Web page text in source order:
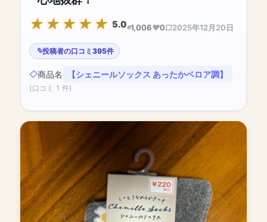
5.0 1,006 0 2025年12月20日
投稿者の口コミ395件
商品名 【シェニールソックス あったかベロア調】
(口コミ 1 件)